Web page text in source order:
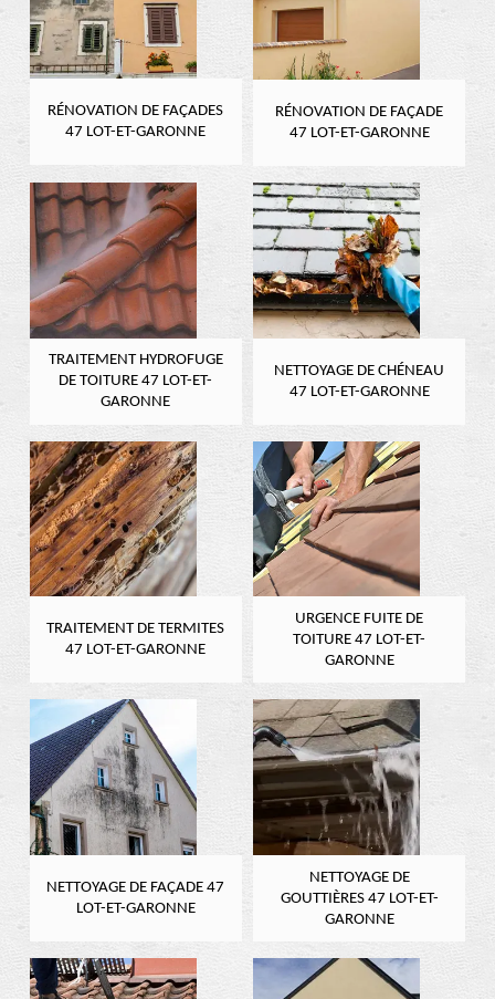
RÉNOVATION DE FAÇADES
47 LOT-ET-GARONNE
RÉNOVATION DE FAÇADE
47 LOT-ET-GARONNE
TRAITEMENT HYDROFUGE
DE TOITURE 47 LOT-ET-
GARONNE
NETTOYAGE DE CHÉNEAU
47 LOT-ET-GARONNE
TRAITEMENT DE TERMITES
47 LOT-ET-GARONNE
URGENCE FUITE DE
TOITURE 47 LOT-ET-
GARONNE
NETTOYAGE DE FAÇADE 47
LOT-ET-GARONNE
NETTOYAGE DE
GOUTTIÈRES 47 LOT-ET-
GARONNE